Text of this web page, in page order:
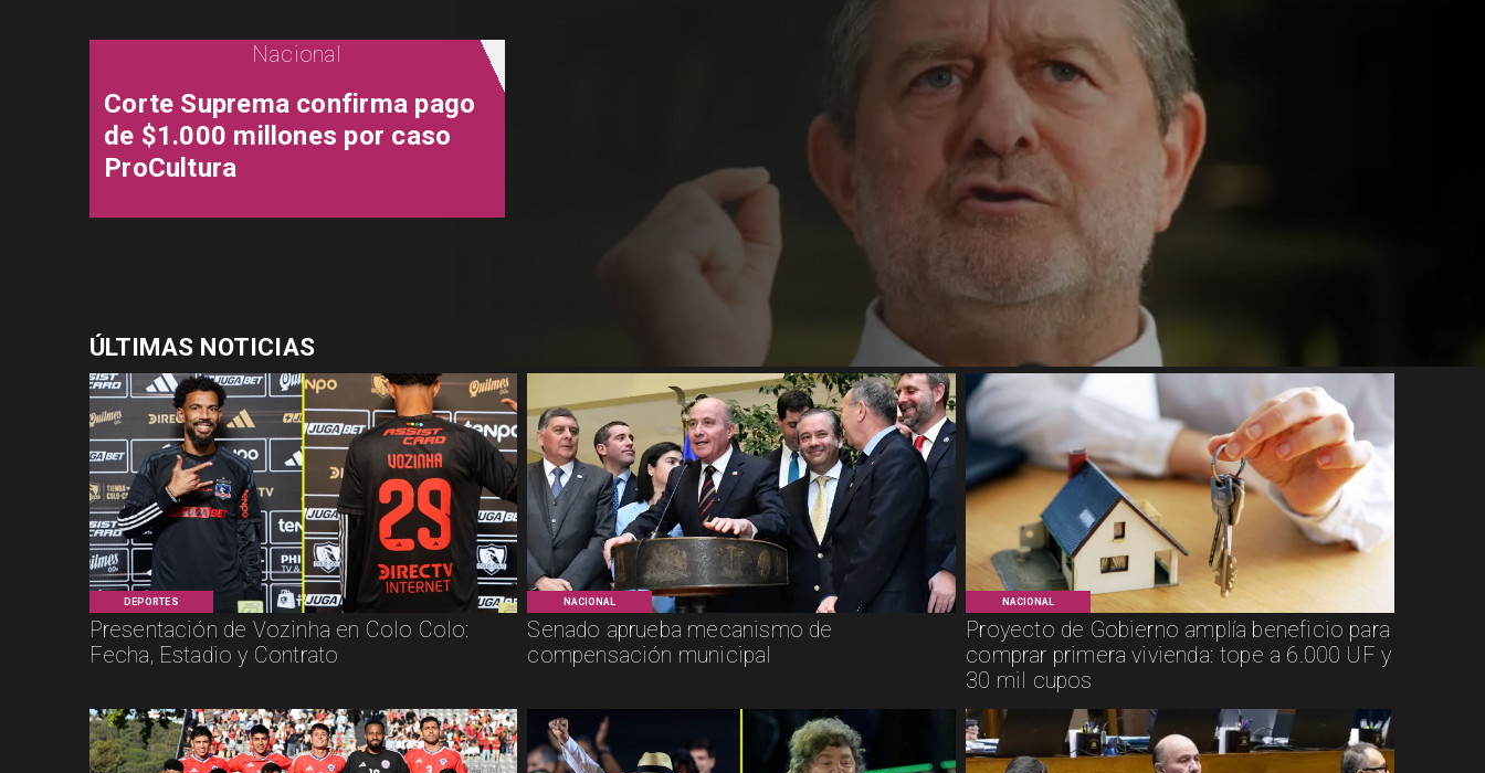
DEPORTES
Presentación de Vozinha en Colo Colo:
Fecha, Estadio y Contrato
NACIONAL
Senado aprueba mecanismo de
compensación municipal
NACIONAL
Proyecto de Gobierno amplía beneficio para
comprar primera vivienda: tope a 6.000 UF y
30 mil cupos
Nacional
Corte Suprema confirma pago
de $1.000 millones por caso
ProCultura
ÚLTIMAS NOTICIAS